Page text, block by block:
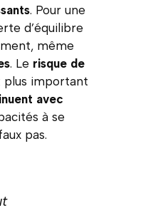
. Pour une
d’équilibre
même
. Le risque de
plus important
avec
à se
pas.